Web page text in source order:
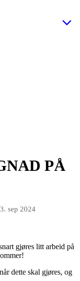
PÅ
sep 2024
gjøres litt arbeid på
dette skal gjøres, og